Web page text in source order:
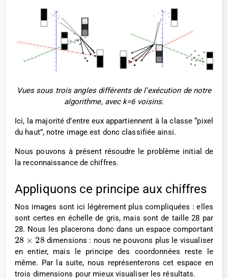
Vues sous trois angles différents de l’exécution de notre
algorithme, avec k=6 voisins.
Ici, la majorité d’entre eux appartiennent à la classe “pixel
du haut”, notre image est donc classifiée ainsi.
Nous pouvons à présent résoudre le problème initial de
la reconnaissance de chiffres.
Appliquons ce principe aux chiffres
Nos images sont ici légèrement plus compliquées : elles
sont certes en échelle de gris, mais sont de taille 28 par
28. Nous les placerons donc dans un espace comportant
28 × 28dimensions : nous ne pouvons plus le visualiser
en entier, mais le principe des coordonnées reste le
même. Par la suite, nous représenterons cet espace en
trois dimensions pour mieux visualiser les résultats.